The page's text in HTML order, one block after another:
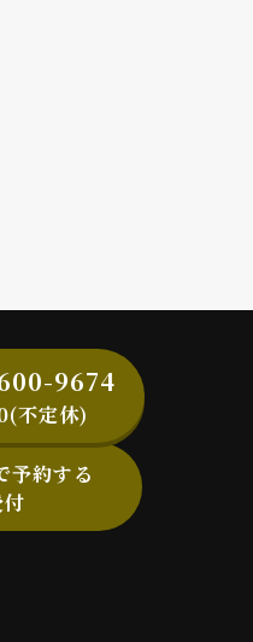
9674
不定休)
予約する